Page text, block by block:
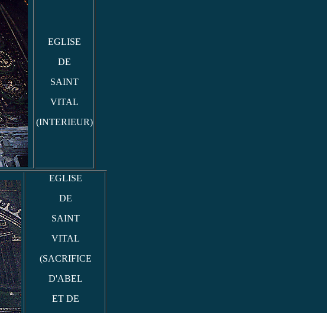
EGLISE
DE
SAINT
VITAL
(INTERIEUR)
EGLISE
DE
SAINT
VITAL
(SACRIFICE
D'ABEL
ET DE